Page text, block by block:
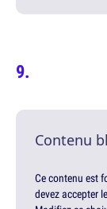
Contenu
Ce contenu est
devez accepter